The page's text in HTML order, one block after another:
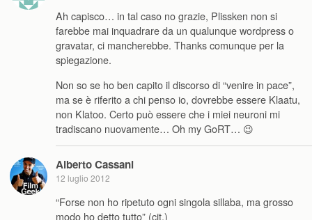
Ah capisco… in tal caso no grazie, Plissken non si
farebbe mai inquadrare da un qualunque wordpress o
gravatar, ci mancherebbe. Thanks comunque per la
spiegazione.
Non so se ho ben capito il discorso di “venire in pace”,
ma se è riferito a chi penso io, dovrebbe essere Klaatu,
non Klatoo. Certo può essere che i miei neuroni mi
tradiscano nuovamente… Oh my GoRT… 😉
Alberto Cassani
12 luglio 2012
“Forse non ho ripetuto ogni singola sillaba, ma grosso
modo ho detto tutto” (cit.)